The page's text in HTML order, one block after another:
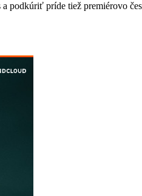
podkúriť príde tiež premiérovo